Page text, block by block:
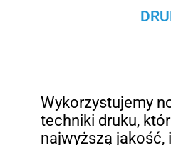
Wykorzystujemy
techniki druku,
najwyższą jakość,